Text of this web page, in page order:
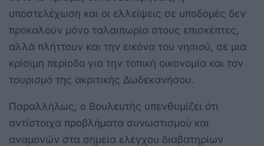
υποστελέχωση και οι ελλείψεις σε υποδομές δεν
προκαλούν μόνο ταλαιπωρία στους επισκέπτες,
αλλά πλήττουν και την εικόνα του νησιού, σε μια
κρίσιμη περίοδο για την τοπική οικονομία και τον
τουρισμό της ακριτικής Δωδεκανήσου.
Παραλλήλως, ο Βουλευτής υπενθυμίζει ότι
αντίστοιχα προβλήματα συνωστισμού και
αναμονών στα σημεία ελέγχου διαβατηρίων